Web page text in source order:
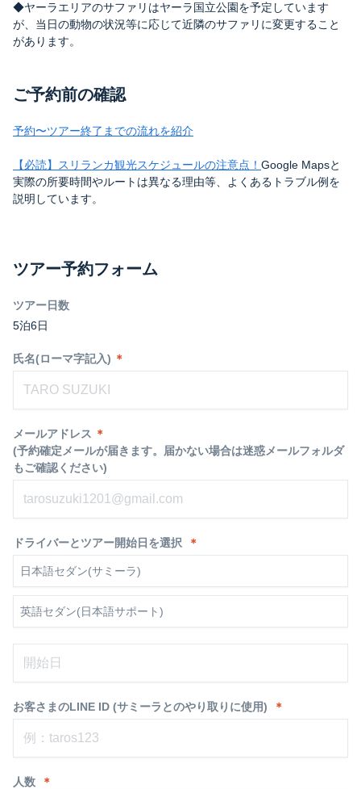
◆ヤーラエリアのサファリはヤーラ国立公園を予定しています
が、当日の動物の状況等に応じて近隣のサファリに変更すること
があります。
ご予約前の確認
予約〜ツアー終了までの流れを紹介
【必読】スリランカ観光スケジュールの注意点！ Google Mapsと
実際の所要時間やルートは異なる理由等、よくあるトラブル例を
説明しています。
ツアー予約フォーム
ツアー日数
5泊6日
氏名(ローマ字記入) ＊
メールアドレス ＊
(予約確定メールが届きます。届かない場合は迷惑メールフォルダ
もご確認ください)
ドライバーとツアー開始日を選択 ＊
日本語セダン(サミーラ)
英語セダン(日本語サポート)
お客さまのLINE ID (サミーラとのやり取りに使用) ＊
人数 ＊